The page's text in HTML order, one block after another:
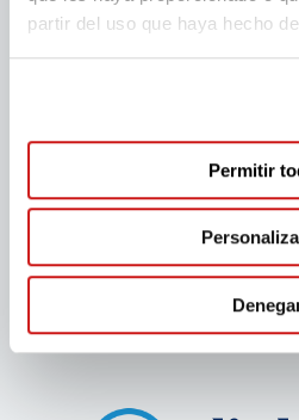
partir del uso que haya hecho
Permitir